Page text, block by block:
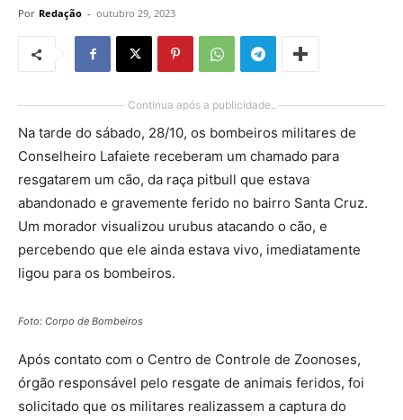
Por Redação - outubro 29, 2023
Continua após a publicidade..
Na tarde do sábado, 28/10, os bombeiros militares de
Conselheiro Lafaiete receberam um chamado para
resgatarem um cão, da raça pitbull que estava
abandonado e gravemente ferido no bairro Santa Cruz.
Um morador visualizou urubus atacando o cão, e
percebendo que ele ainda estava vivo, imediatamente
ligou para os bombeiros.
Foto: Corpo de Bombeiros
Após contato com o Centro de Controle de Zoonoses,
órgão responsável pelo resgate de animais feridos, foi
solicitado que os militares realizassem a captura do